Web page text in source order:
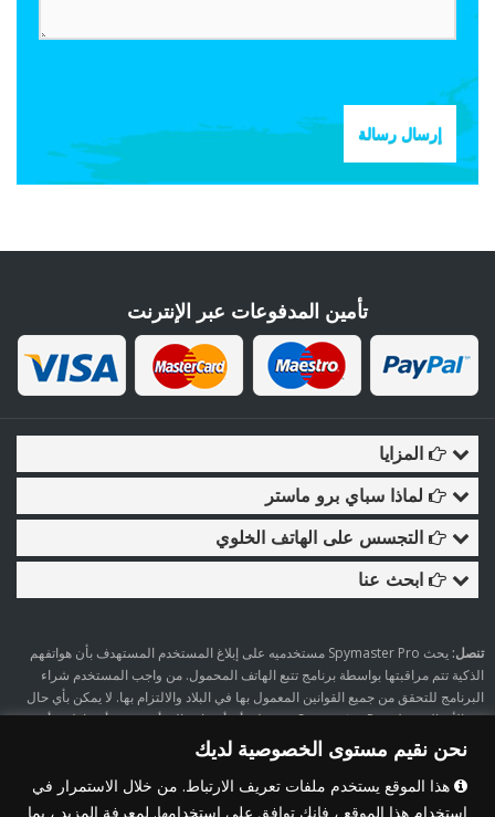
نحن نقيم مستوى الخصوصية لديك
هذا الموقع يستخدم ملفات تعريف الارتباط. من خلال الاستمرار في
استخدام هذا الموقع ، فإنك توافق على استخدامها. لمعرفة المزيد ، بما
إرسال رسالة
تأمين المدفوعات عبر الإنترنت
المزايا
لماذا سباي برو ماستر
التجسس على الهاتف الخلوي
ابحث عنا
تنصل:
يحث Spymaster Pro مستخدميه على إبلاغ المستخدم المستهدف بأن هواتفهم
الذكية تتم مراقبتها بواسطة برنامج تتبع الهاتف المحمول. من واجب المستخدم شراء
البرنامج للتحقق من جميع القوانين المعمول بها في البلاد والالتزام بها. لا يمكن بأي حال
من الأحوال تحمل Spymaster Pro مسؤولية أي أضرار مالية أو جسدية أو عاطفية أو
غيرها من الأضرار التي قد تنشأ عن استخدام برنامجها.